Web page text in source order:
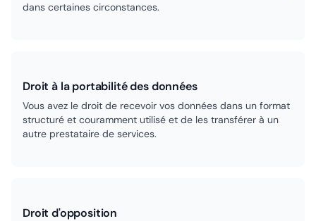
dans certaines circonstances.
Droit à la portabilité des données
Vous avez le droit de recevoir vos données dans un format
structuré et couramment utilisé et de les transférer à un
autre prestataire de services.
Droit d'opposition